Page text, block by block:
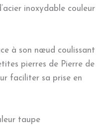
inoxydable couleur
à son nœud coulissant
pierres de Pierre de
faciliter sa prise en
taupe